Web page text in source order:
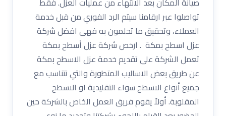
تواصلوا عبر ارقامنا سيتم الرد الفوري من قبل خدمة
العملاء، وتحقيق ما تحلمون به فهى افضل شركة
عزل اسطح بمكة . ارخص شركة عزل أسطح بمكة
تعمل الشركة على تقديم خدمة عزل الاسطح بمكة
عن طريق بعض الاساليب المتطورة والتي تتناسب مع
جميع أنواع الاسطح سواء التقليدية او الاسطح
المقلوبة. أولاً يقوم فريق العمل الخاص بالشركة حين